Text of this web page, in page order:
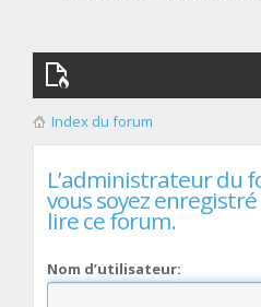
Qui sommes nous
Les membres
Index du forum
L’administrateur du
vous soyez
lire ce forum.
Nom d’utilisateur: